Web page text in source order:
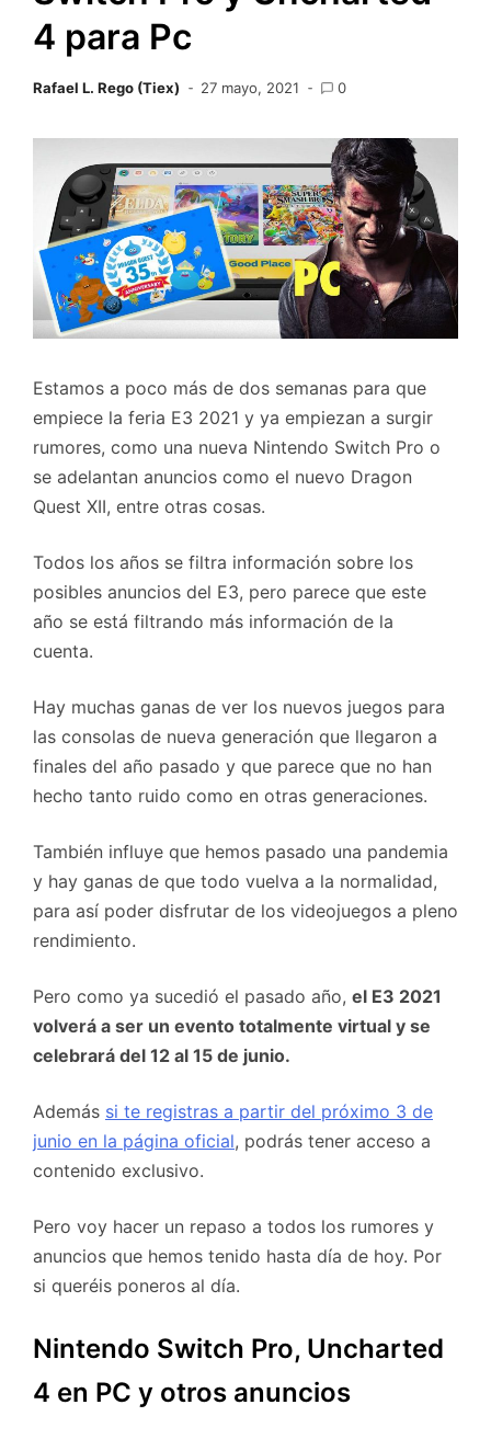
4 para Pc
Rafael L. Rego (Tiex) 27 mayo, 2021 0
Estamos a poco más de dos semanas para que
empiece la feria E3 2021 y ya empiezan a surgir
rumores, como una nueva Nintendo Switch Pro o
se adelantan anuncios como el nuevo Dragon
Quest XII, entre otras cosas.
Todos los años se filtra información sobre los
posibles anuncios del E3, pero parece que este
año se está filtrando más información de la
cuenta.
Hay muchas ganas de ver los nuevos juegos para
las consolas de nueva generación que llegaron a
finales del año pasado y que parece que no han
hecho tanto ruido como en otras generaciones.
También influye que hemos pasado una pandemia
y hay ganas de que todo vuelva a la normalidad,
para así poder disfrutar de los videojuegos a pleno
rendimiento.
Pero como ya sucedió el pasado año, el E3 2021
volverá a ser un evento totalmente virtual y se
celebrará del 12 al 15 de junio.
Además si te registras a partir del próximo 3 de
junio en la página oficial, podrás tener acceso a
contenido exclusivo.
Pero voy hacer un repaso a todos los rumores y
anuncios que hemos tenido hasta día de hoy. Por
si queréis poneros al día.
Nintendo Switch Pro, Uncharted
4 en PC y otros anuncios